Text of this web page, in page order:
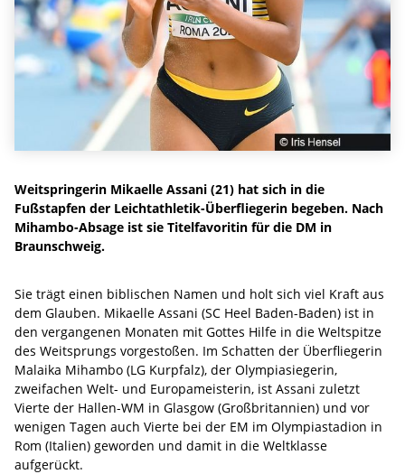
Weitspringerin Mikaelle Assani (21) hat sich in die
Fußstapfen der Leichtathletik-Überfliegerin begeben. Nach
Mihambo-Absage ist sie Titelfavoritin für die DM in
Braunschweig.
Sie trägt einen biblischen Namen und holt sich viel Kraft aus
dem Glauben. Mikaelle Assani (SC Heel Baden-Baden) ist in
den vergangenen Monaten mit Gottes Hilfe in die Weltspitze
des Weitsprungs vorgestoßen. Im Schatten der Überfliegerin
Malaika Mihambo (LG Kurpfalz), der Olympiasiegerin,
zweifachen Welt- und Europameisterin, ist Assani zuletzt
Vierte der Hallen-WM in Glasgow (Großbritannien) und vor
wenigen Tagen auch Vierte bei der EM im Olympiastadion in
Rom (Italien) geworden und damit in die Weltklasse
aufgerückt.